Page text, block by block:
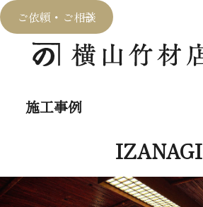
ご依頼・ご相談
施工事例
IZANAGI